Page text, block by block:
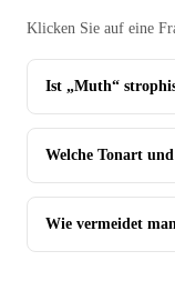
Klicken Sie auf eine
Ist „Muth“
Welche Tonart
Wie vermeidet